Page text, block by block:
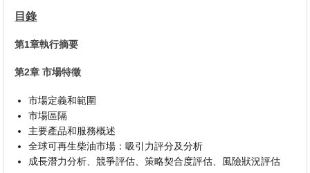
目錄
第1章執行摘要
第2章 市場特徵
市場定義和範圍
市場區隔
主要產品和服務概述
全球可再生柴油市場：吸引力評分及分析
成長潛力分析、競爭評估、策略契合度評估、風險狀況評估